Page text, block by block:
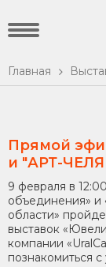
Главная
Прямой
и "АРТ-
9 февраля в
объединения»
области»
выставок
компании
познакомиться с